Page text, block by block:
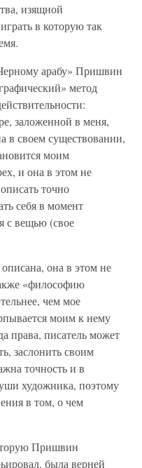
изящной
в которую так
арабу» Пришвин
метод
заложенной в меня,
в своем существовании,
моим
и она в этом не
точно
себя в момент
с вещью (свое
она в этом не
«философию
чем мое
моим к нему
права, писатель может
заслонить своим
точность и в
художника, поэтому
в том, о чем
Пришвин
была верней